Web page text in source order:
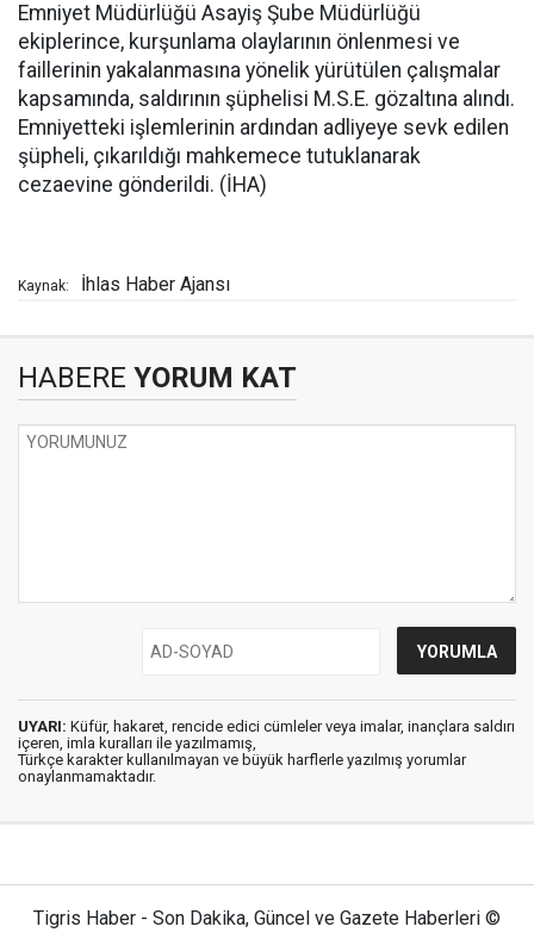
Emniyet Müdürlüğü Asayiş Şube Müdürlüğü
ekiplerince, kurşunlama olaylarının önlenmesi ve
faillerinin yakalanmasına yönelik yürütülen çalışmalar
kapsamında, saldırının şüphelisi M.S.E. gözaltına alındı.
Emniyetteki işlemlerinin ardından adliyeye sevk edilen
şüpheli, çıkarıldığı mahkemece tutuklanarak
cezaevine gönderildi. (İHA)
Kaynak: İhlas Haber Ajansı
HABERE YORUM KAT
UYARI: Küfür, hakaret, rencide edici cümleler veya imalar, inançlara saldırı
içeren, imla kuralları ile yazılmamış,
Türkçe karakter kullanılmayan ve büyük harflerle yazılmış yorumlar
onaylanmamaktadır.
Tigris Haber - Son Dakika, Güncel ve Gazete Haberleri ©